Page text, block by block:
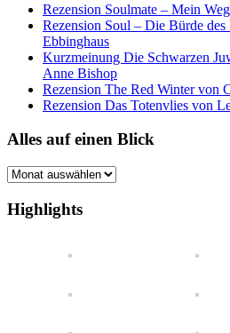
Rezension Soulmate – Mein
Rezension Soul – Die Bürde
Ebbinghaus
Kurzmeinung Die Schwarzen
Anne Bishop
Rezension The Red Winter von
Rezension Das Totenvlies von
Alles auf einen Blick
Alles
einen
Blick
Highlights